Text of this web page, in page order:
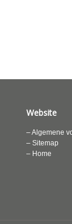
Website
– Algemene
– Sitemap
– Home